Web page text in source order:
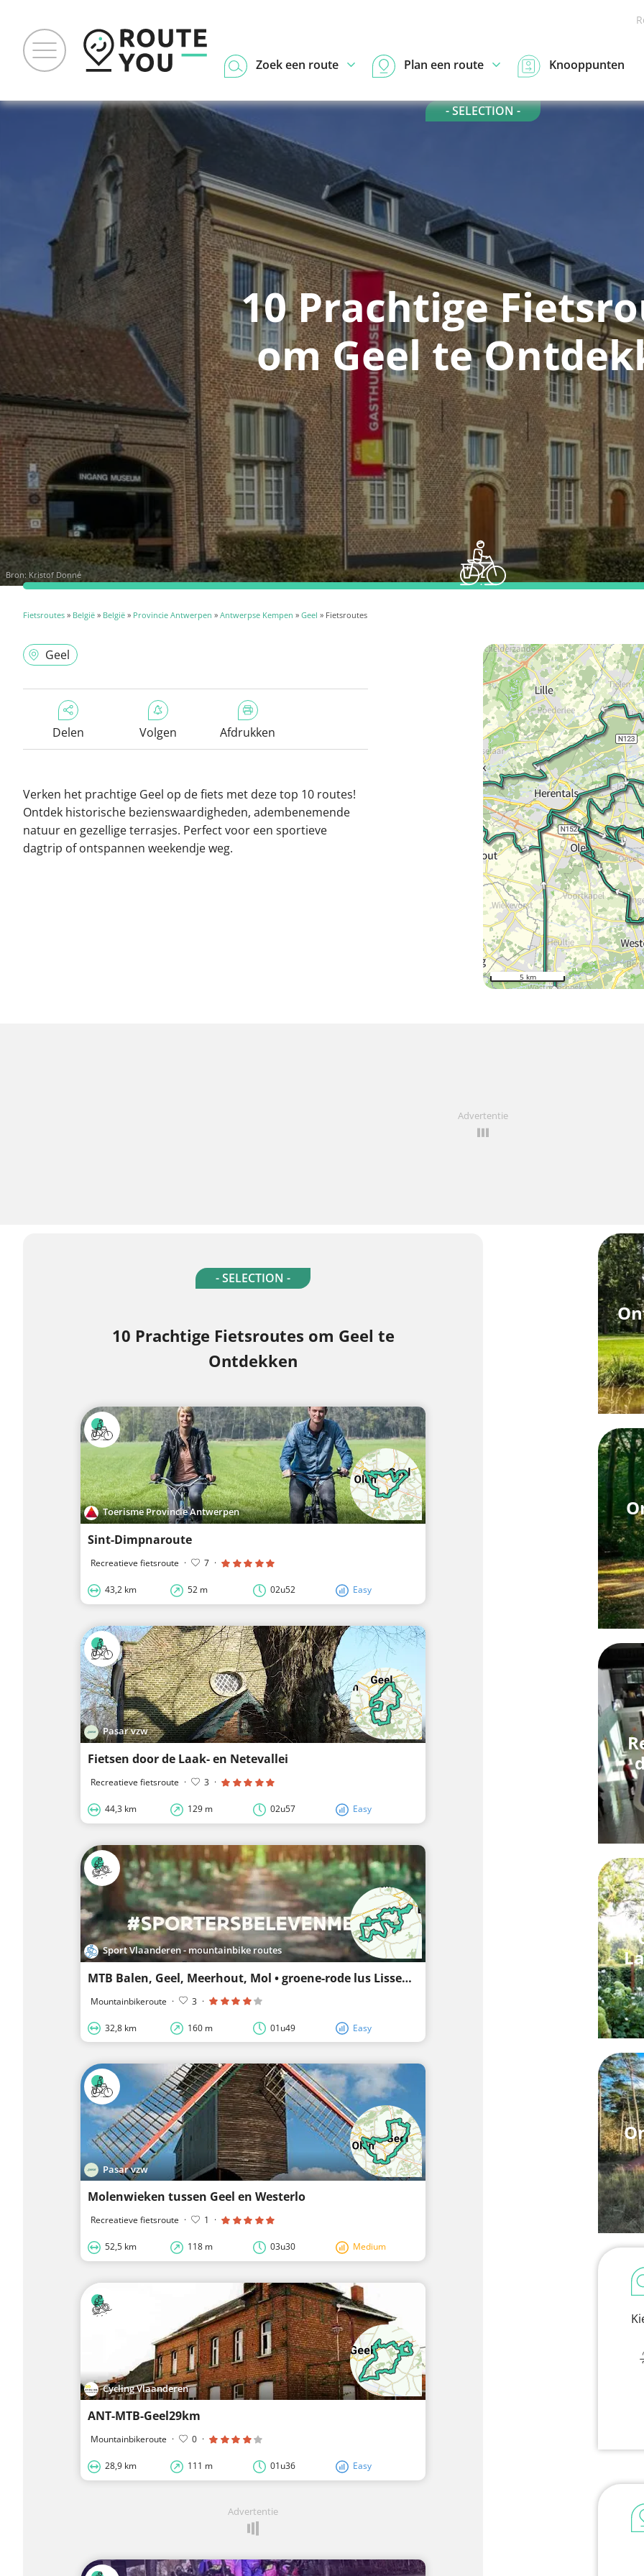
Zoek een route Plan een route Knooppunten
- SELECTION -
10 Prachtige
om Geel te
Bron: Kristof Donné
Fietsroutes » België » België » Provincie Antwerpen » Antwerpse Kempen » Geel » Fietsroutes
Geel
Delen Volgen Afdrukken
Verken het prachtige Geel op de fiets met deze top 10 routes!
Ontdek historische bezienswaardigheden, adembenemende
natuur en gezellige terrasjes. Perfect voor een sportieve
dagtrip of ontspannen weekendje weg.
5 km
Advertentie
- SELECTION -
10 Prachtige Fietsroutes om Geel te
Ontdekken
Toerisme Provincie Antwerpen
Sint-Dimpnaroute
Recreatieve fietsroute · 7 ·
43,2 km 52 m 02u52 Easy
Pasar vzw
Fietsen door de Laak- en Netevallei
Recreatieve fietsroute · 3 ·
44,3 km 129 m 02u57 Easy
Sport Vlaanderen - mountainbike routes
MTB Balen, Geel, Meerhout, Mol • groene-rode lus Lissenvijver
Mountainbikeroute · 3 ·
32,8 km 160 m 01u49 Easy
Pasar vzw
Molenwieken tussen Geel en Westerlo
Recreatieve fietsroute · 1 ·
52,5 km 118 m 03u30 Medium
Cycling Vlaanderen
ANT-MTB-Geel29km
Mountainbikeroute · 0 ·
28,9 km 111 m 01u36 Easy
Advertentie